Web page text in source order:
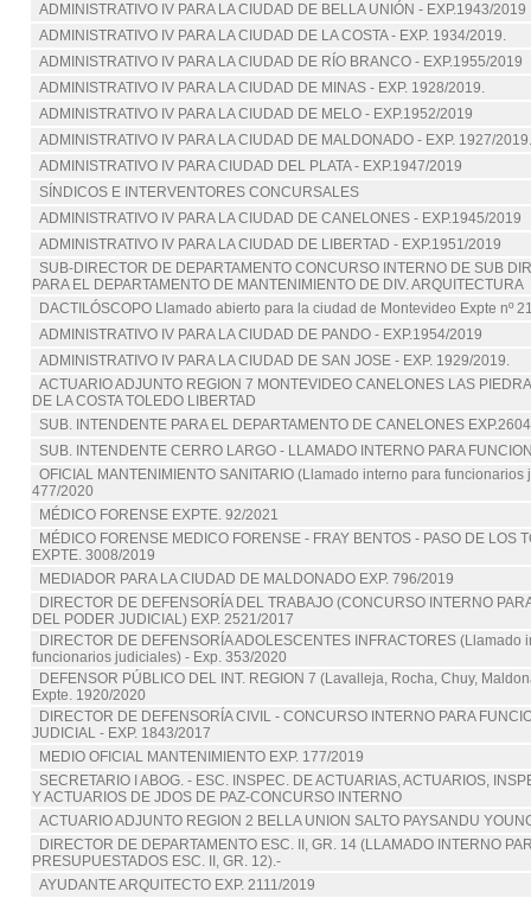
ADMINISTRATIVO IV PARA LA CIUDAD DE BELLA UNIÓN - EXP.1943/2019
ADMINISTRATIVO IV PARA LA CIUDAD DE LA COSTA - EXP. 1934/2019.
ADMINISTRATIVO IV PARA LA CIUDAD DE RÍO BRANCO - EXP.1955/2019
ADMINISTRATIVO IV PARA LA CIUDAD DE MINAS - EXP. 1928/2019.
ADMINISTRATIVO IV PARA LA CIUDAD DE MELO - EXP.1952/2019
ADMINISTRATIVO IV PARA LA CIUDAD DE MALDONADO - EXP. 1927/
ADMINISTRATIVO IV PARA CIUDAD DEL PLATA - EXP.1947/2019
SÍNDICOS E INTERVENTORES CONCURSALES
ADMINISTRATIVO IV PARA LA CIUDAD DE CANELONES - EXP.1945/2019
ADMINISTRATIVO IV PARA LA CIUDAD DE LIBERTAD - EXP.1951/2019
SUB-DIRECTOR DE DEPARTAMENTO CONCURSO INTERNO DE SUB
PARA EL DEPARTAMENTO DE MANTENIMIENTO DE DIV. ARQUITECTURA
DACTILÓSCOPO Llamado abierto para la ciudad de Montevideo Expte nº
ADMINISTRATIVO IV PARA LA CIUDAD DE PANDO - EXP.1954/2019
ADMINISTRATIVO IV PARA LA CIUDAD DE SAN JOSE - EXP. 1929/2019.
ACTUARIO ADJUNTO REGION 7 MONTEVIDEO CANELONES LAS
DE LA COSTA TOLEDO LIBERTAD
SUB. INTENDENTE PARA EL DEPARTAMENTO DE CANELONES
SUB. INTENDENTE CERRO LARGO - LLAMADO INTERNO PARA
OFICIAL MANTENIMIENTO SANITARIO (Llamado interno para funcionarios
477/2020
MÉDICO FORENSE EXPTE. 92/2021
MÉDICO FORENSE MEDICO FORENSE - FRAY BENTOS - PASO DE LOS
EXPTE. 3008/2019
MEDIADOR PARA LA CIUDAD DE MALDONADO EXP. 796/2019
DIRECTOR DE DEFENSORÍA DEL TRABAJO (CONCURSO INTERNO
DEL PODER JUDICIAL) EXP. 2521/2017
DIRECTOR DE DEFENSORÍA ADOLESCENTES INFRACTORES (Llamado
funcionarios judiciales) - Exp. 353/2020
DEFENSOR PÚBLICO DEL INT. REGION 7 (Lavalleja, Rocha, Chuy,
Expte. 1920/2020
DIRECTOR DE DEFENSORÍA CIVIL - CONCURSO INTERNO PARA
JUDICIAL - EXP. 1843/2017
MEDIO OFICIAL MANTENIMIENTO EXP. 177/2019
SECRETARIO I ABOG. - ESC. INSPEC. DE ACTUARIAS, ACTUARIOS,
Y ACTUARIOS DE JDOS DE PAZ-CONCURSO INTERNO
ACTUARIO ADJUNTO REGION 2 BELLA UNION SALTO PAYSANDU
DIRECTOR DE DEPARTAMENTO ESC. II, GR. 14 (LLAMADO INTERNO
PRESUPUESTADOS ESC. II, GR. 12).-
AYUDANTE ARQUITECTO EXP. 2111/2019